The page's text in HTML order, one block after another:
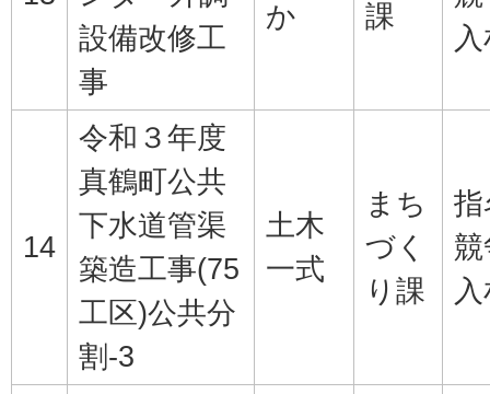
設備改修工
事
か 課
14
令和３年度
真鶴町公共
下水道管渠
築造工事(75
工区)公共分
割-3
土木
一式
まち
づく
り課
指